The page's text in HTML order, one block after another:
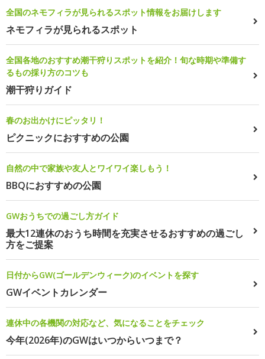
全国のネモフィラが見られるスポット情報をお届けします
ネモフィラが見られるスポット
全国各地のおすすめ潮干狩りスポットを紹介！旬な時期や準備す
るもの採り方のコツも
潮干狩りガイド
春のお出かけにピッタリ！
ピクニックにおすすめの公園
自然の中で家族や友人とワイワイ楽しもう！
BBQにおすすめの公園
GWおうちでの過ごし方ガイド
最大12連休のおうち時間を充実させるおすすめの過ごし
方をご提案
日付からGW(ゴールデンウィーク)のイベントを探す
GWイベントカレンダー
連休中の各機関の対応など、気になることをチェック
今年(2026年)のGWはいつからいつまで？